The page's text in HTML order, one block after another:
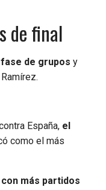
de final
de grupos y
España, el
como el más
más partidos